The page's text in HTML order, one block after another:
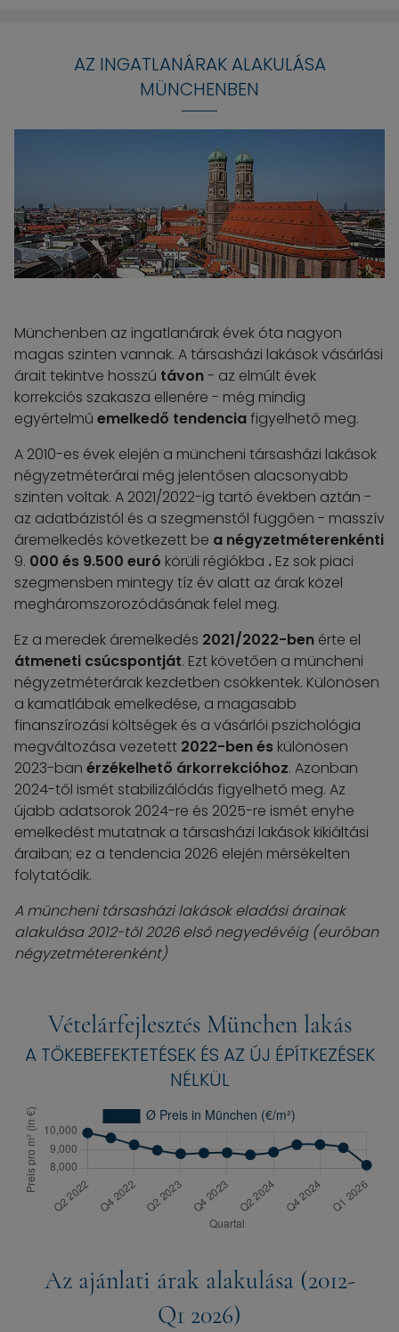
AZ INGATLANÁRAK ALAKULÁSA
MÜNCHENBEN
Münchenben az ingatlanárak évek óta nagyon
magas szinten vannak. A társasházi lakások vásárlási
árait tekintve hosszú távon- az elmúlt évek
korrekciós szakasza ellenére - még mindig
egyértelmű emelkedő tendenciafigyelhető meg.
A 2010-es évek elején a müncheni társasházi lakások
négyzetméterárai még jelentősen alacsonyabb
szinten voltak. A 2021/2022-ig tartó években aztán -
az adatbázistól és a szegmenstől függően - masszív
áremelkedés következett be a négyzetméterenkénti
9. 000 és 9.500 euró körüli régiókba . Ez sok piaci
szegmensben mintegy tíz év alatt az árak közel
megháromszorozódásának felel meg.
Ez a meredek áremelkedés 2021/2022-ben érte el
átmeneti csúcspontját. Ezt követően a müncheni
négyzetméterárak kezdetben csökkentek. Különösen
a kamatlábak emelkedése, a magasabb
finanszírozási költségek és a vásárlói pszichológia
megváltozása vezetett 2022-ben és különösen
2023-ban érzékelhető árkorrekcióhoz. Azonban
2024-től ismét stabilizálódás figyelhető meg. Az
újabb adatsorok 2024-re és 2025-re ismét enyhe
emelkedést mutatnak a társasházi lakások kikiáltási
áraiban; ez a tendencia 2026 elején mérsékelten
folytatódik.
A müncheni társasházi lakások eladási árainak
alakulása 2012-től 2026 első negyedévéig (euróban
négyzetméterenként)
Vételárfejlesztés München lakás
A TŐKEBEFEKTETÉSEK ÉS AZ ÚJ ÉPÍTKEZÉSEK
NÉLKÜL
Az ajánlati árak alakulása (2012-
Q1 2026)